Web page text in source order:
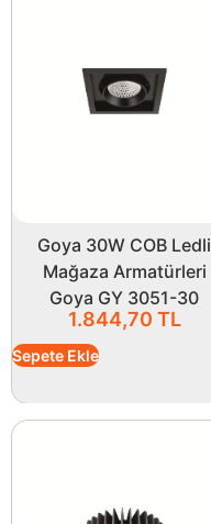
Goya 30W COB Ledli
Mağaza Armatürleri
Goya GY 3051-30
1.844,70 TL
Sepete Ekle